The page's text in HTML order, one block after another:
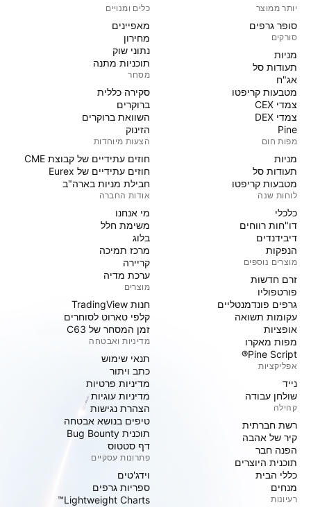
יותר ממוצר
סופר גרפים
סורקים
מניות‏
תעודות סל
אג"ח
מטבעות קריפטו
צמדי CEX
צמדי DEX
Pine
מפות חום
מניות‏
תעודות סל
מטבעות קריפטו
לוחות שנה
כלכלי
דו"חות רווחים
דיבידנדים
הנפקות
מוצרים נוספים
זרם חדשות
פורטפוליו
גרפים פונדמנטליים
עקומות תשואה
אופציות
מפות מאקרו
Pine Script®
אפליקציות
נייד
שולחן עבודה
קהילה
רשת חברתית
קיר של אהבה
הפנה חבר
תוכנית היוצרים
כללי הבית
מנחים
רעיונות
כלים ומנויים
מאפיינים
מחירון
נתוני שוק
תוכניות מתנה
מסחר
סקירה כללית
ברוקרים
השוואת ברוקרים
הזינוק
הצעות מיוחדות
חוזים עתידיים של קבוצת CME
חוזים עתידיים של Eurex
חבילת מניות בארה"ב
אודות החברה
מי אנחנו
משימת חלל
בלוג
מרכז תמיכה
קריירה
ערכת מדיה
מוצרים
חנות TradingView
קלפי טארוט לסוחרים
זמן המסחר של C63
מדיניות ואבטחה
תנאי שימוש
כתב ויתור
מדיניות פרטיות
מדיניות עוגיות
הצהרת נגישות
טיפים בנושא אבטחה
תוכנית Bug Bounty
דף סטטוס
פתרונות עסקיים
וידג'טים
ספריות גרפים
Lightweight Charts™